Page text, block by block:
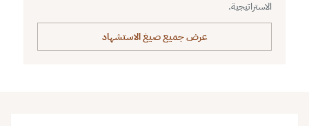
الاستراتيجية.
عرض جميع صيغ الاستشهاد